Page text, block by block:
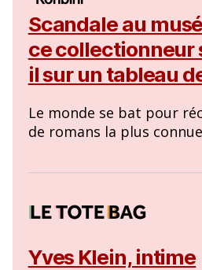
Scandale au
ce collectionneur
il sur un tableau
Le monde se bat pour
de romans la plus
Yves Klein, intime